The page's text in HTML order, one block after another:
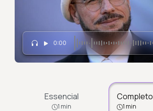
0:00
Essencial
1 min
Completo
1 min